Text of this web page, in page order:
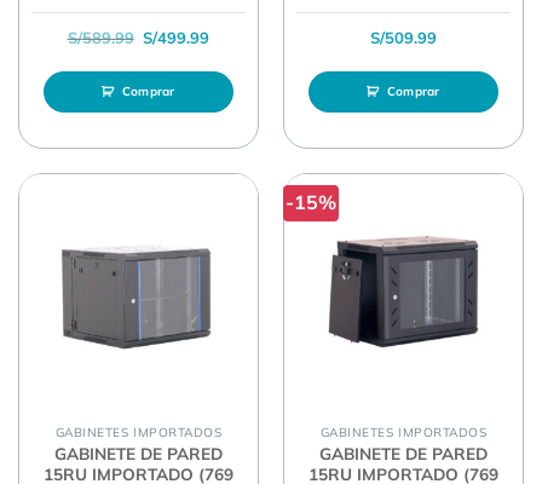
S/589.99 El precio original era: S/589.99.
S/499.99El precio actual es: S/499.99.
Comprar
S/509.99
Comprar
GABINETES IMPORTADOS
GABINETE DE PARED
15RU IMPORTADO (769
-15%
GABINETES IMPORTADOS
GABINETE DE PARED
15RU IMPORTADO (769